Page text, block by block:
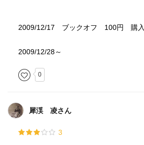
2009/12/17 ブックオフ 100円 購入
2009/12/28～
0
犀渓 凌さん
3